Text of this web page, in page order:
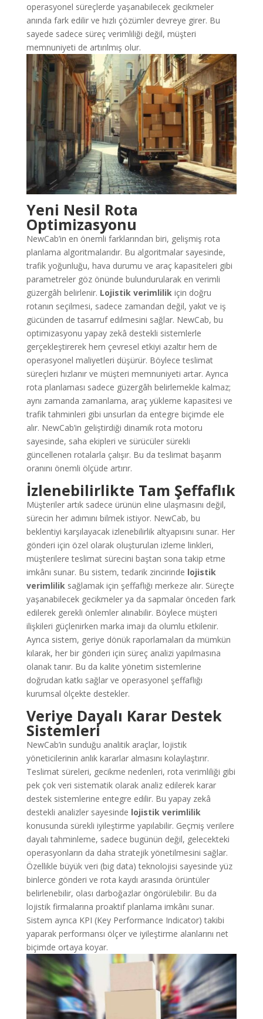
operasyonel süreçlerde yaşanabilecek gecikmeler
anında fark edilir ve hızlı çözümler devreye girer. Bu
sayede sadece süreç verimliliği değil, müşteri
memnuniyeti de artırılmış olur.
Yeni Nesil Rota
Optimizasyonu
NewCab’in en önemli farklarından biri, gelişmiş rota
planlama algoritmalarıdır. Bu algoritmalar sayesinde,
trafik yoğunluğu, hava durumu ve araç kapasiteleri gibi
parametreler göz önünde bulundurularak en verimli
güzergâh belirlenir. Lojistik verimlilikiçin doğru
rotanın seçilmesi, sadece zamandan değil, yakıt ve iş
gücünden de tasarruf edilmesini sağlar. NewCab, bu
optimizasyonu yapay zekâ destekli sistemlerle
gerçekleştirerek hem çevresel etkiyi azaltır hem de
operasyonel maliyetleri düşürür. Böylece teslimat
süreçleri hızlanır ve müşteri memnuniyeti artar. Ayrıca
rota planlaması sadece güzergâh belirlemekle kalmaz;
aynı zamanda zamanlama, araç yükleme kapasitesi ve
trafik tahminleri gibi unsurları da entegre biçimde ele
alır. NewCab’in geliştirdiği dinamik rota motoru
sayesinde, saha ekipleri ve sürücüler sürekli
güncellenen rotalarla çalışır. Bu da teslimat başarım
oranını önemli ölçüde artırır.
İzlenebilirlikte Tam Şeffaflık
Müşteriler artık sadece ürünün eline ulaşmasını değil,
sürecin her adımını bilmek istiyor. NewCab, bu
beklentiyi karşılayacak izlenebilirlik altyapısını sunar. Her
gönderi için özel olarak oluşturulan izleme linkleri,
müşterilere teslimat sürecini baştan sona takip etme
imkânı sunar. Bu sistem, tedarik zincirinde lojistik
verimliliksağlamak için şeffaflığı merkeze alır. Süreçte
yaşanabilecek gecikmeler ya da sapmalar önceden fark
edilerek gerekli önlemler alınabilir. Böylece müşteri
ilişkileri güçlenirken marka imajı da olumlu etkilenir.
Ayrıca sistem, geriye dönük raporlamaları da mümkün
kılarak, her bir gönderi için süreç analizi yapılmasına
olanak tanır. Bu da kalite yönetim sistemlerine
doğrudan katkı sağlar ve operasyonel şeffaflığı
kurumsal ölçekte destekler.
Veriye Dayalı Karar Destek
Sistemleri
NewCab’in sunduğu analitik araçlar, lojistik
yöneticilerinin anlık kararlar almasını kolaylaştırır.
Teslimat süreleri, gecikme nedenleri, rota verimliliği gibi
pek çok veri sistematik olarak analiz edilerek karar
destek sistemlerine entegre edilir. Bu yapay zekâ
destekli analizler sayesinde lojistik verimlilik
konusunda sürekli iyileştirme yapılabilir. Geçmiş verilere
dayalı tahminleme, sadece bugünün değil, gelecekteki
operasyonların da daha stratejik yönetilmesini sağlar.
Özellikle büyük veri (big data) teknolojisi sayesinde yüz
binlerce gönderi ve rota kaydı arasında örüntüler
belirlenebilir, olası darboğazlar öngörülebilir. Bu da
lojistik firmalarına proaktif planlama imkânı sunar.
Sistem ayrıca KPI (Key Performance Indicator) takibi
yaparak performansı ölçer ve iyileştirme alanlarını net
biçimde ortaya koyar.